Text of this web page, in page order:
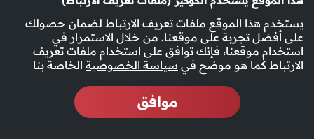
يستخدم هذا الموقع ملفات تعريف الارتباط لضمان حصولك
على أفضل تجربة على موقعنا. من خلال الاستمرار في
استخدام موقعنا، فإنك توافق على استخدام ملفات تعريف
الارتباط كما هو موضح في سياسة الخصوصية الخاصة بنا
موافق